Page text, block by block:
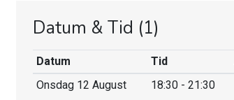
Datum & Tid (1)
Datum Tid
Onsdag 12 August
18:30 - 21:30